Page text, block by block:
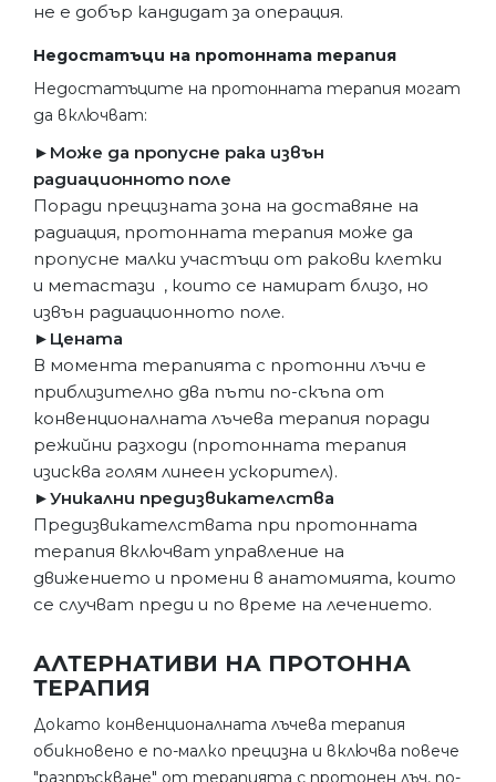
не е добър кандидат за операция.
Недостатъци на протонната терапия
Недостатъците на протонната терапия могат
да включват:
►Може да пропусне рака извън
радиационното поле
Поради прецизната зона на доставяне на
радиация, протонната терапия може да
пропусне малки участъци от ракови клетки
и метастази , които се намират близо, но
извън радиационното поле.
►Цената
В момента терапията с протонни лъчи е
приблизително два пъти по-скъпа от
конвенционалната лъчева терапия поради
режийни разходи (протонната терапия
изисква голям линеен ускорител).
►Уникални предизвикателства
Предизвикателствата при протонната
терапия включват управление на
движението и промени в анатомията, които
се случват преди и по време на лечението.
АЛТЕРНАТИВИ НА ПРОТОННА
ТЕРАПИЯ
Докато конвенционалната лъчева терапия
обикновено е по-малко прецизна и включва повече
"разпръскване" от терапията с протонен лъч, по-